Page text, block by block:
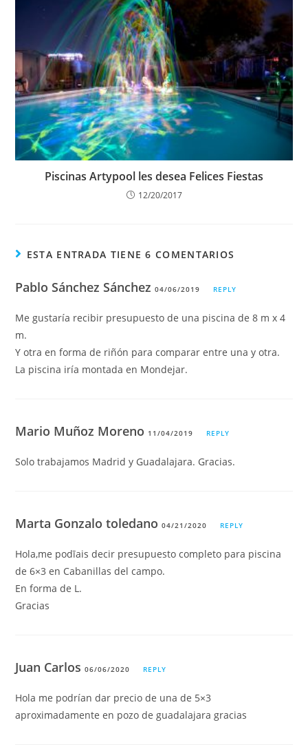
Piscinas Artypool les desea Felices Fiestas
12/20/2017
ESTA ENTRADA TIENE 6 COMENTARIOS
Pablo Sánchez Sánchez04/06/2019 REPLY
Me gustaría recibir presupuesto de una piscina de 8 m x 4
m.
Y otra en forma de riñón para comparar entre una y otra.
La piscina iría montada en Mondejar.
Mario Muñoz Moreno 11/04/2019 REPLY
Solo trabajamos Madrid y Guadalajara. Gracias.
Marta Gonzalo toledano04/21/2020 REPLY
Hola,me podīais decir presupuesto completo para piscina
de 6×3 en Cabanillas del campo.
En forma de L.
Gracias
Juan Carlos06/06/2020 REPLY
Hola me podrían dar precio de una de 5×3
aproximadamente en pozo de guadalajara gracias